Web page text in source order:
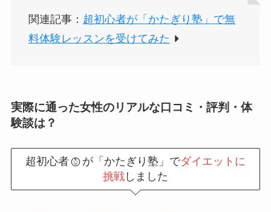
関連記事： 超初心者が「かたぎり塾」で無
料体験レッスンを受けてみた
実際に通った女性のリアルな口コミ・評判・体
験談は？
超初心者 が「かたぎり塾」でダイエットに
挑戦 しました